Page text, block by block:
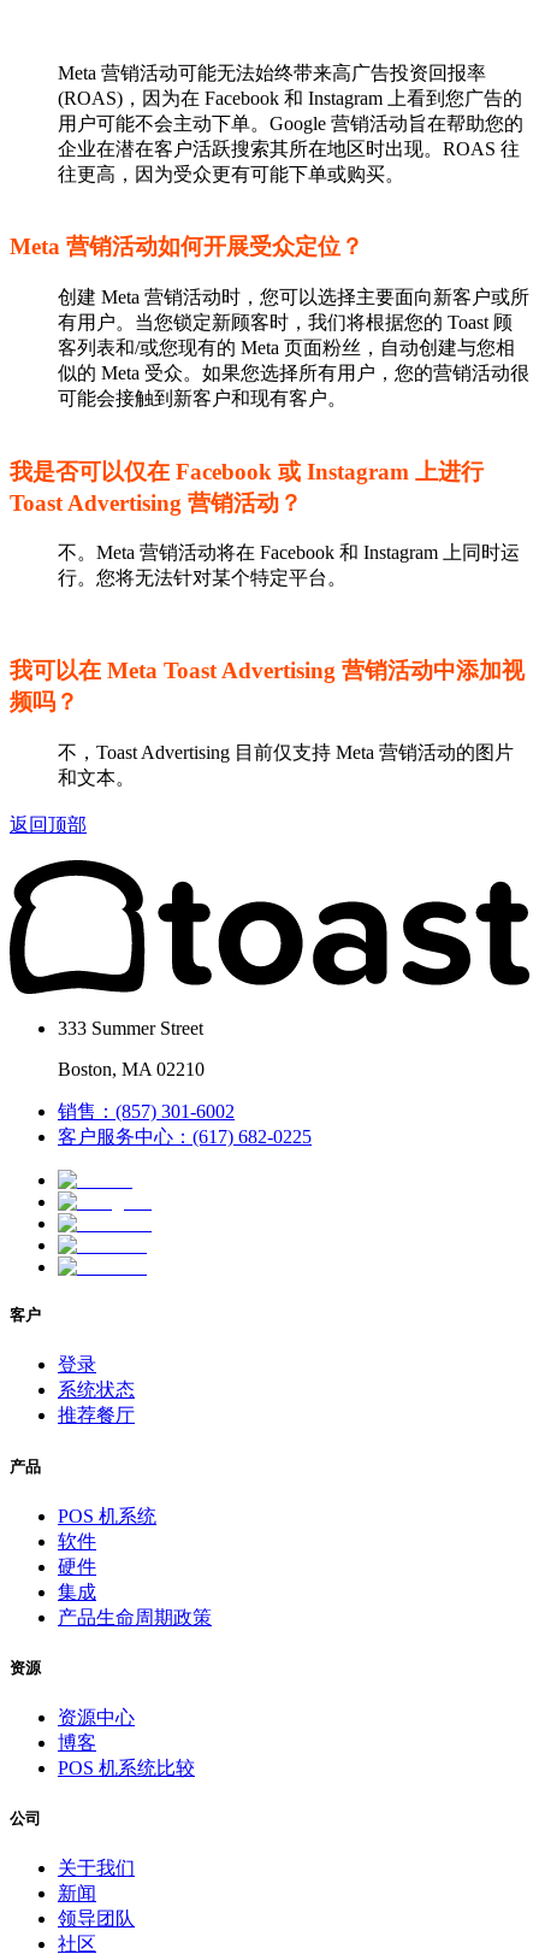
Meta 营销活动可能无法始终带来高广告投资回报率
(ROAS)，因为在 Facebook 和 Instagram 上看到您广告的
用户可能不会主动下单。Google 营销活动旨在帮助您的
企业在潜在客户活跃搜索其所在地区时出现。ROAS 往
往更高，因为受众更有可能下单或购买。
Meta 营销活动如何开展受众定位？
创建 Meta 营销活动时，您可以选择主要面向新客户或所
有用户。当您锁定新顾客时，我们将根据您的 Toast 顾
客列表和/或您现有的 Meta 页面粉丝，自动创建与您相
似的 Meta 受众。如果您选择所有用户，您的营销活动很
可能会接触到新客户和现有客户。
我是否可以仅在 Facebook 或 Instagram 上进行
Toast Advertising 营销活动？
不。Meta 营销活动将在 Facebook 和 Instagram 上同时运
行。您将无法针对某个特定平台。
我可以在 Meta Toast Advertising 营销活动中添加视
频吗？
不，Toast Advertising 目前仅支持 Meta 营销活动的图片
和文本。
返回顶部
333 Summer Street
Boston, MA 02210
销售：(857) 301-6002
客户服务中心：(617) 682-0225
客户
登录
系统状态
推荐餐厅
产品
POS 机系统
软件
硬件
集成
产品生命周期政策
资源
资源中心
博客
POS 机系统比较
公司
关于我们
新闻
领导团队
社区